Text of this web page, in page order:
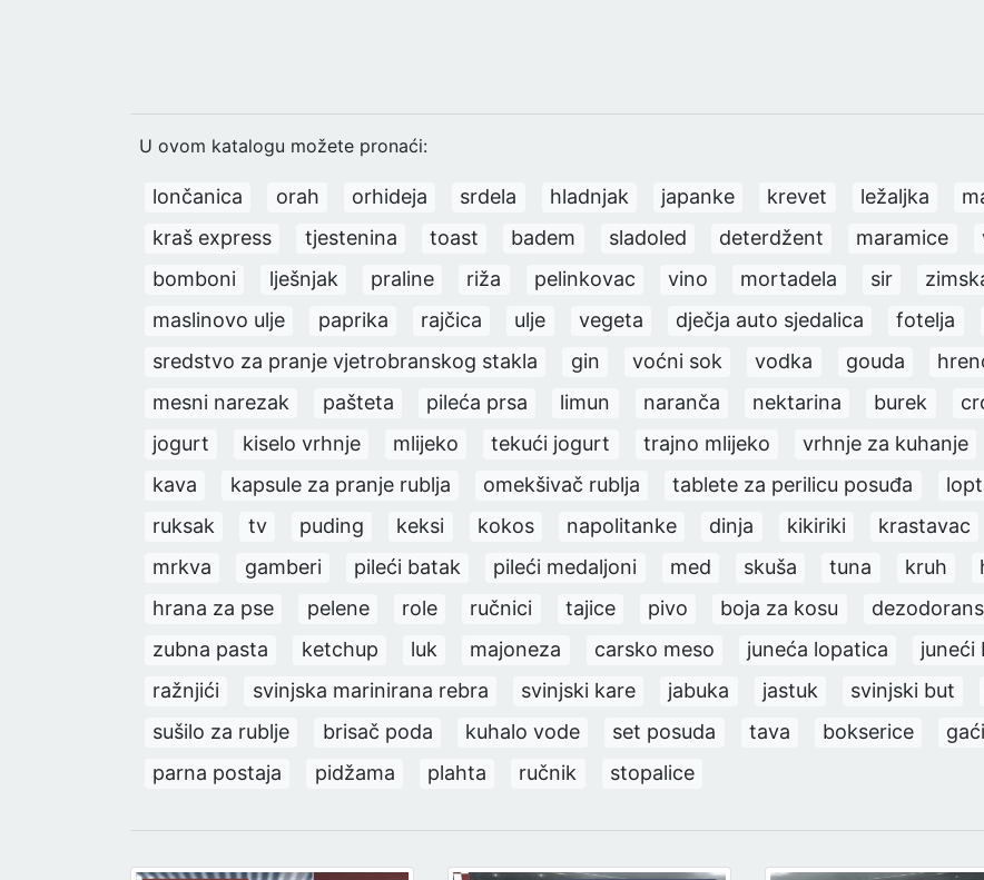
U ovom katalogu možete pronaći:
lončanica orah orhideja srdela hladnjak japanke krevet ležaljka
kraš express
tjestenina toast badem sladoled deterdžent maramice
bomboni
lješnjak praline riža pelinkovac vino mortadela sir
maslinovo ulje
paprika rajčica ulje vegeta dječja auto sjedalica fotelja
sredstvo za pranje vjetrobranskog stakla
gin voćni sok vodka gouda
mesni narezak
pašteta pileća prsa limun naranča nektarina burek
jogurt
kiselo vrhnje mlijeko tekući jogurt trajno mlijeko vrhnje za kuhanje
kava
kapsule za pranje rublja omekšivač rublja tablete za perilicu posuđa
ruksak
tv puding keksi kokos napolitanke dinja kikiriki krastavac
mrkva
gamberi pileći batak pileći medaljoni med skuša tuna kruh
hrana za pse
pelene role ručnici tajice pivo boja za kosu dezodorans
zubna pasta
ketchup luk majoneza carsko meso juneća lopatica juneći
ražnjići
svinjska marinirana rebra svinjski kare jabuka jastuk svinjski but
sušilo za rublje
brisač poda kuhalo vode set posuda tava bokserice
parna postaja
pidžama plahta ručnik stopalice